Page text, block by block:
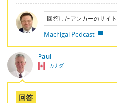
回答したアンカーのサイト
Machigai Podcast
Paul
カナダ
回答